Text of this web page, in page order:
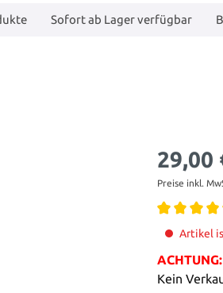
Sofort ab Lager verfügbar
29,00
Preise inkl.
Artikel
Kein